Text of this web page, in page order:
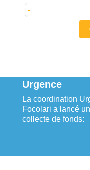
Urgence
La coordination
Focolari a lancé
collecte de fonds: